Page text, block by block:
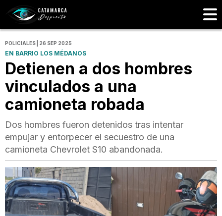
POLICIALES | 26 SEP 2025
EN BARRIO LOS MÉDANOS
Detienen a dos hombres
vinculados a una
camioneta robada
Dos hombres fueron detenidos tras intentar
empujar y entorpecer el secuestro de una
camioneta Chevrolet S10 abandonada.